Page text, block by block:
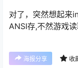
对了，突然想起来
ANSI存,不然游戏
海报分享 收